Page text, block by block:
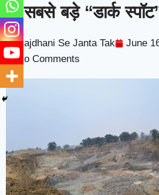
के सबसे बड़े “डार्क
Rajdhani Se Janta Tak June
No Comments